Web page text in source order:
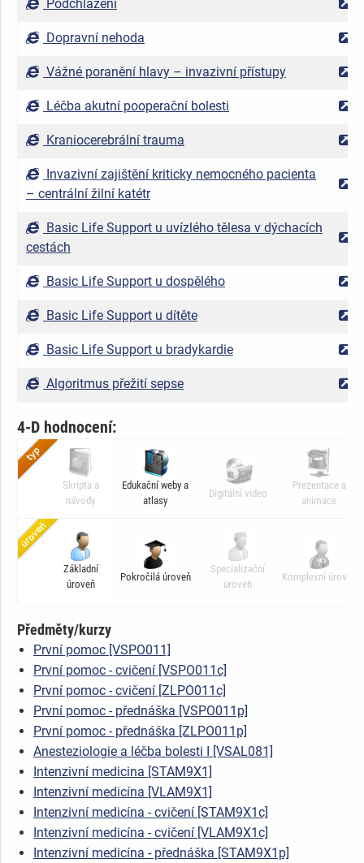
Podchlazení
Dopravní nehoda
Vážné poranění hlavy – invazivní přístupy
Léčba akutní pooperační bolesti
Kraniocerebrální trauma
Invazivní zajištění kriticky nemocného pacienta
– centrální žilní katétr
Basic Life Support u uvízlého tělesa v dýchacích
cestách
Basic Life Support u dospělého
Basic Life Support u dítěte
Basic Life Support u bradykardie
Algoritmus přežití sepse
4-D hodnocení:
Skripta a
návody
Edukační weby a
atlasy
Digitální video
Prezentace a
animace
Základní
úroveň
Pokročilá úroveň
Specializační
úroveň
Komplexní úroveň
Předměty/kurzy
První pomoc [VSPO011]
První pomoc - cvičení [VSPO011c]
První pomoc - cvičení [ZLPO011c]
První pomoc - přednáška [VSPO011p]
První pomoc - přednáška [ZLPO011p]
Anesteziologie a léčba bolesti I [VSAL081]
Intenzivní medicina [STAM9X1]
Intenzivní medicína [VLAM9X1]
Intenzivní medicína - cvičení [STAM9X1c]
Intenzivní medicína - cvičení [VLAM9X1c]
Intenzivní medicína - přednáška [STAM9X1p]